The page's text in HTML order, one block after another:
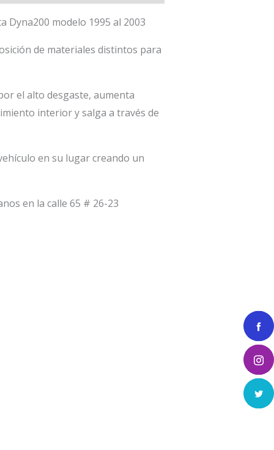
Dyna200 modelo 1995 al 2003
de materiales distintos para
el alto desgaste, aumenta
interior y salga a través de
en su lugar creando un
en la calle 65 # 26-23